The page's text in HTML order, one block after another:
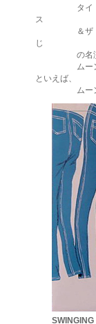
タイトルト
ス
＆ザ・ゾデ
じ
の名演。DJ
ムーンライ
といえば、
ムーンライ